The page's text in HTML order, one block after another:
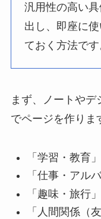
汎用性の高い
出し、即座に
ておく方法です
まず、ノートや
でページを作りま
「学習・教育
「仕事・アル
「趣味・旅行
「人間関係（